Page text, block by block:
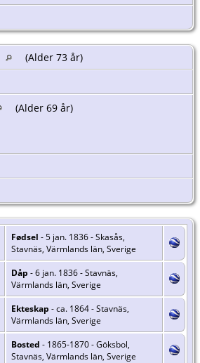
(Alder 73 år)
(Alder 69 år)
Fødsel - 5 jan. 1836 - Skasås,
Stavnäs, Värmlands län, Sverige
Dåp - 6 jan. 1836 - Stavnäs,
Värmlands län, Sverige
Ekteskap - ca. 1864 - Stavnäs,
Värmlands län, Sverige
Bosted - 1865-1870 - Göksbol,
Stavnäs, Värmlands län, Sverige